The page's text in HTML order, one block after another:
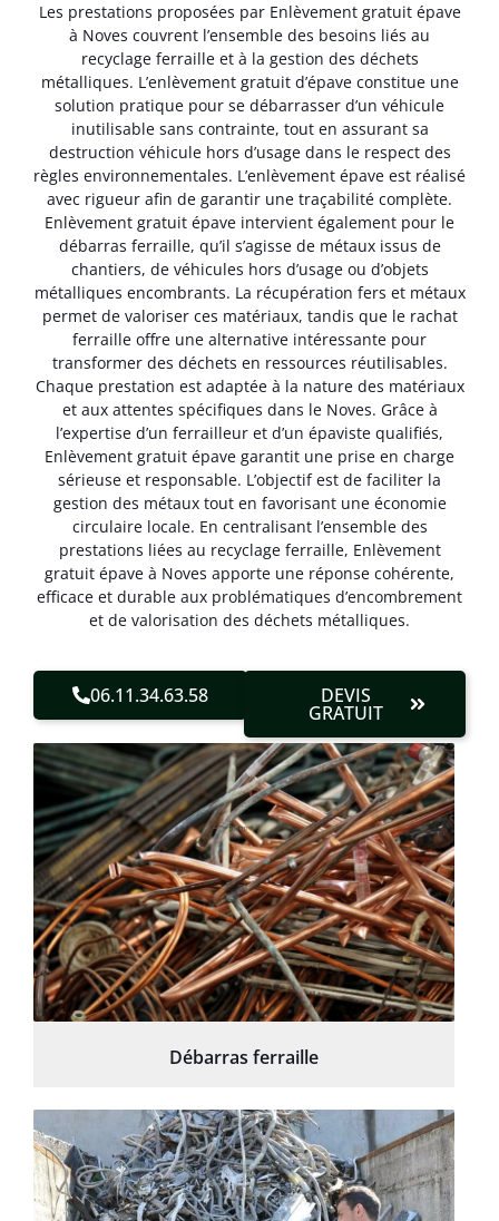
Les prestations proposées par Enlèvement gratuit épave
à Noves couvrent l’ensemble des besoins liés au
recyclage ferraille et à la gestion des déchets
métalliques. L’enlèvement gratuit d’épave constitue une
solution pratique pour se débarrasser d’un véhicule
inutilisable sans contrainte, tout en assurant sa
destruction véhicule hors d’usage dans le respect des
règles environnementales. L’enlèvement épave est réalisé
avec rigueur afin de garantir une traçabilité complète.
Enlèvement gratuit épave intervient également pour le
débarras ferraille, qu’il s’agisse de métaux issus de
chantiers, de véhicules hors d’usage ou d’objets
métalliques encombrants. La récupération fers et métaux
permet de valoriser ces matériaux, tandis que le rachat
ferraille offre une alternative intéressante pour
transformer des déchets en ressources réutilisables.
Chaque prestation est adaptée à la nature des matériaux
et aux attentes spécifiques dans le Noves. Grâce à
l’expertise d’un ferrailleur et d’un épaviste qualifiés,
Enlèvement gratuit épave garantit une prise en charge
sérieuse et responsable. L’objectif est de faciliter la
gestion des métaux tout en favorisant une économie
circulaire locale. En centralisant l’ensemble des
prestations liées au recyclage ferraille, Enlèvement
gratuit épave à Noves apporte une réponse cohérente,
efficace et durable aux problématiques d’encombrement
et de valorisation des déchets métalliques.
06.11.34.63.58 DEVIS
GRATUIT
Débarras ferraille